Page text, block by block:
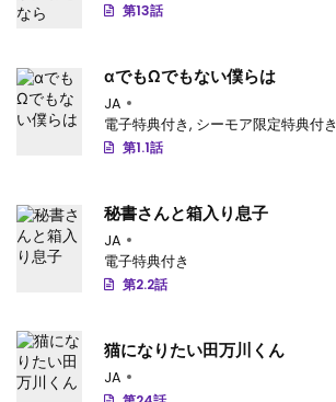
第13話
αでもΩでもない僕らは
JA
電子特典付き, シーモア限定特典付き
第1.1話
秘書さんと箱入り息子
JA
電子特典付き
第2.2話
猫になりたい田万川くん
JA